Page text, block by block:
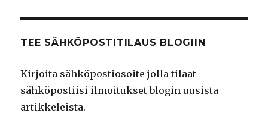
TEE SÄHKÖPOSTITILAUS BLOGIIN
Kirjoita sähköpostiosoite jolla tilaat
sähköpostiisi ilmoitukset blogin uusista
artikkeleista.